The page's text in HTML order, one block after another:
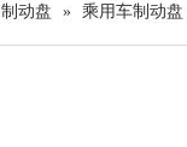
制动盘 » 乘用车制动盘